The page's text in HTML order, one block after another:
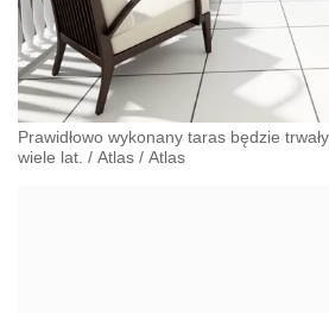
Prawidłowo wykonany taras będzie
wiele lat. / Atlas / Atlas